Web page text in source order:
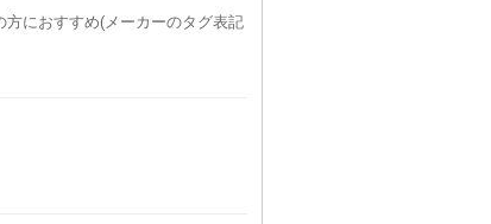
におすすめ(メーカーのタグ表記